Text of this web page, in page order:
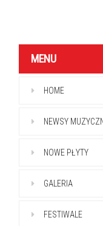
MENU
HOME
NEWSY
NOWE PŁYTY
GALERIA
FESTIWALE